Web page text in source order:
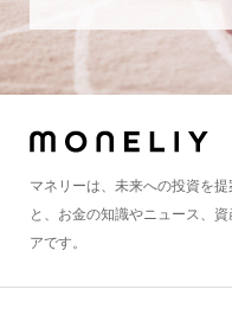
マネリーは、未来への投資を
と、お金の知識やニュース、
アです。